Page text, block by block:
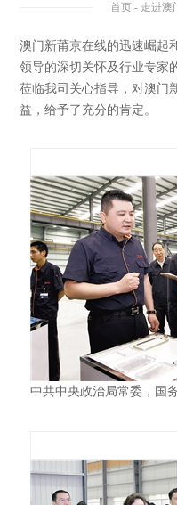
首页 - 走进澳
澳门新莆京在线的迅速崛起
领导的深切关怀及行业专家
莅临我司关心指导，对澳门
益，给予了充分的肯定。
中共中央政治局常委，国